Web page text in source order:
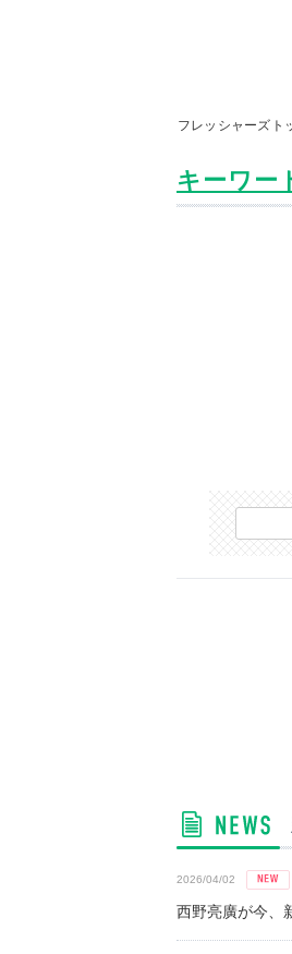
フレッシャーズト
キーワー
2026/04/02
西野亮廣が今、